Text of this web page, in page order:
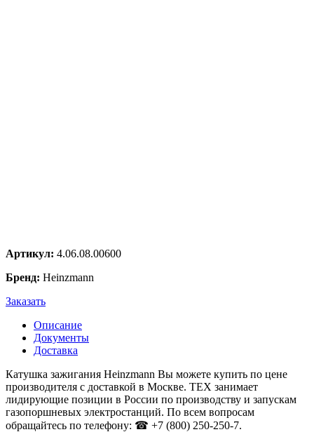
Артикул: 4.06.08.00600
Бренд: Heinzmann
Заказать
Описание
Документы
Доставка
Катушка зажигания Heinzmann Вы можете купить по цене
производителя с доставкой в Москве. ТЕХ занимает
лидирующие позиции в России по производству и запускам
газопоршневых электростанций. По всем вопросам
обращайтесь по телефону: ☎ +7 (800) 250-250-7.